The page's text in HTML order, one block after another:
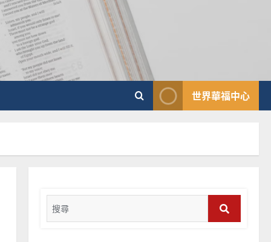
世界華福中心
Search
for:
普世宣教
向穆斯林傳福音的可行策略
｜黃約瑟
2025-02-20
差傳過來人的佳美見證｜歐
余自力